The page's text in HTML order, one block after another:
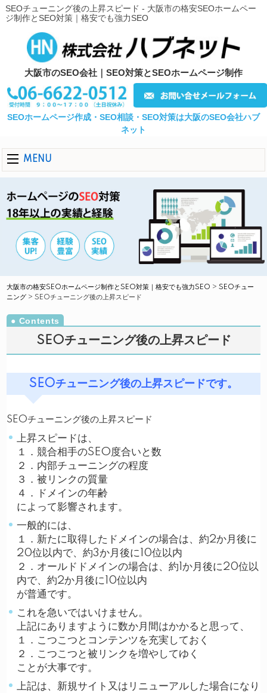
SEOチューニング後の上昇スピード - 大阪市の格安SEOホームペー
ジ制作とSEO対策｜格安でも強力SEO
大阪市のSEO会社｜SEO対策とSEOホームページ制作
SEOホームページ作成・SEO相談・SEO対策は大阪のSEO会社ハブ
ネット
MENU
大阪市の格安SEOホームページ制作とSEO対策｜格安でも強力SEO >SEOチュー
ニング >SEOチューニング後の上昇スピード
SEOチューニング後の上昇スピード
SEOチューニング後の上昇スピードです。
SEOチューニング後の上昇スピード
上昇スピードは、
１．競合相手のSEO度合いと数
２．内部チューニングの程度
３．被リンクの質量
４．ドメインの年齢
によって影響されます。
一般的には、
１．新たに取得したドメインの場合は、約2か月後に
20位以内で、約3か月後に10位以内
２．オールドドメインの場合は、約1か月後に20位以
内で、約2か月後に10位以内
が普通です。
これを急いではいけません。
上記にありますように数か月間はかかると思って、
１．こつこつとコンテンツを充実しておく
２．こつこつと被リンクを増やしてゆく
ことが大事です。
上記は、新規サイト又はリニューアルした場合になり